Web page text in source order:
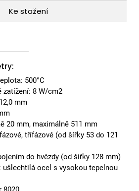
Ke stažení
500°C
zatížení: 8 W/cm2
mm
20 mm, maximálně 511 mm
třífázové (od šířky 53 do 121
do hvězdy (od šířky 128 mm)
ušlechtilá ocel s vysokou tepelnou